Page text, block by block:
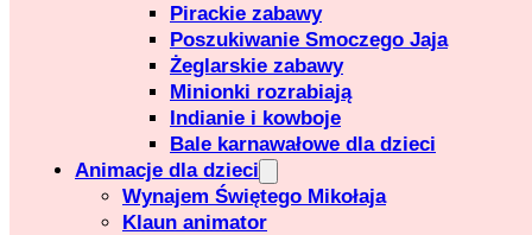
Pirackie zabawy
Poszukiwanie Smoczego Jaja
Żeglarskie zabawy
Minionki rozrabiają
Indianie i kowboje
Bale karnawałowe dla dzieci
Animacje dla dzieci
Wynajem Świętego Mikołaja
Klaun animator